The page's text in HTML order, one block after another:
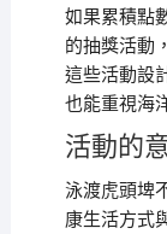
如果累積點
的抽獎活動
這些活動設
也能重視海
活動的
泳渡虎頭埤
康生活方式